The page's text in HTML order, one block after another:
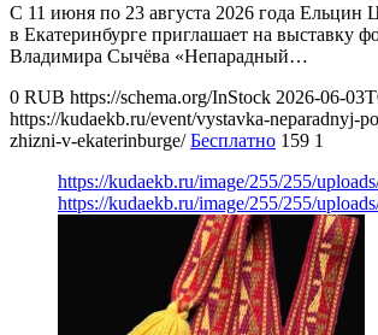
С 11 июня по 23 августа 2026 года Ельцин
в Екатеринбурге приглашает на выставку
Владимира Сычёва «Непарадный…
0 RUB https://schema.org/InStock 2026-06-
https://kudaekb.ru/event/vystavka-neparadnyj-
zhizni-v-ekaterinburge/ Бесплатно 159 1
https://kudaekb.ru/image/255/255/
https://kudaekb.ru/image/255/255/